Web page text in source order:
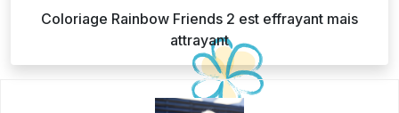
Coloriage Rainbow Friends 2 est effrayant mais
attrayant